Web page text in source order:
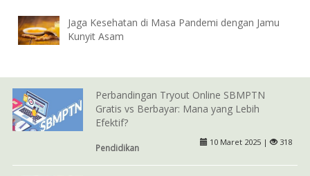
Jaga Kesehatan di Masa Pandemi dengan Jamu
Kunyit Asam
Perbandingan Tryout Online SBMPTN
Gratis vs Berbayar: Mana yang Lebih
Efektif?
Pendidikan
10 Maret 2025 | 318